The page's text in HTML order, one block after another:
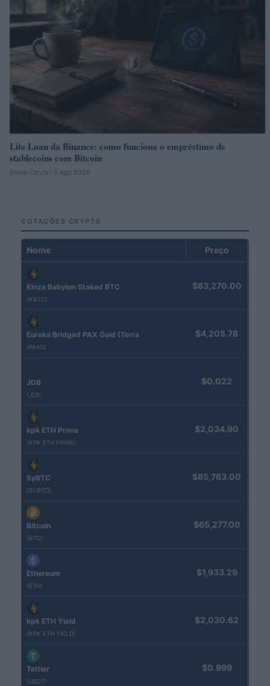
Lite Loan da Binance: como funciona o empréstimo de
stablecoins com Bitcoin
Bruno Costa · 5 ago 2026
COTAÇÕES CRYPTO
Nome Preço
Kinza Babylon Staked BTC
(KBTC)
$83,270.00
Eureka Bridged PAX Gold (Terra
(PAXG)
$4,205.78
JDB
(JDB)
$0.022
kpk ETH Prime
(KPK ETH PRIME)
$2,034.90
SyBTC
(SYBTC)
$85,763.00
Bitcoin
(BTC)
$65,277.00
Ethereum
(ETH)
$1,933.29
kpk ETH Yield
(KPK ETH YIELD)
$2,030.62
Tether
(USDT)
$0.999